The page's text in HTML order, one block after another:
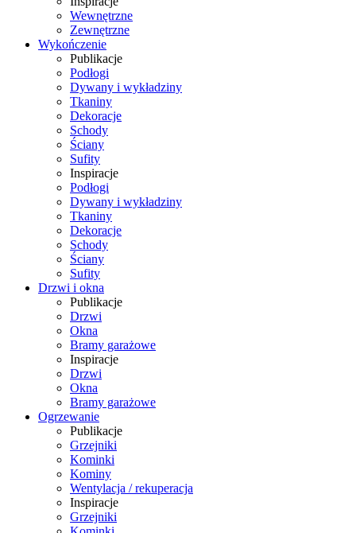
Wewnętrzne
Zewnętrzne
Wykończenie
Publikacje
Podłogi
Dywany i wykładziny
Tkaniny
Dekoracje
Schody
Ściany
Sufity
Inspiracje
Podłogi
Dywany i wykładziny
Tkaniny
Dekoracje
Schody
Ściany
Sufity
Drzwi i okna
Publikacje
Drzwi
Okna
Bramy garażowe
Inspiracje
Drzwi
Okna
Bramy garażowe
Ogrzewanie
Publikacje
Grzejniki
Kominki
Kominy
Wentylacja / rekuperacja
Inspiracje
Grzejniki